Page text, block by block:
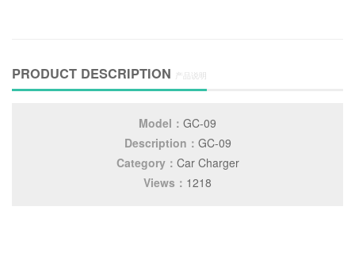
PRODUCT DESCRIPTION 产品说明
Model： GC-09
Description： GC-09
Category： Car Charger
Views： 1218